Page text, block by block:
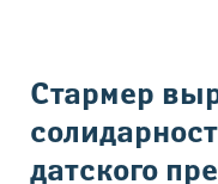
Вы здесь
Стармер
датского